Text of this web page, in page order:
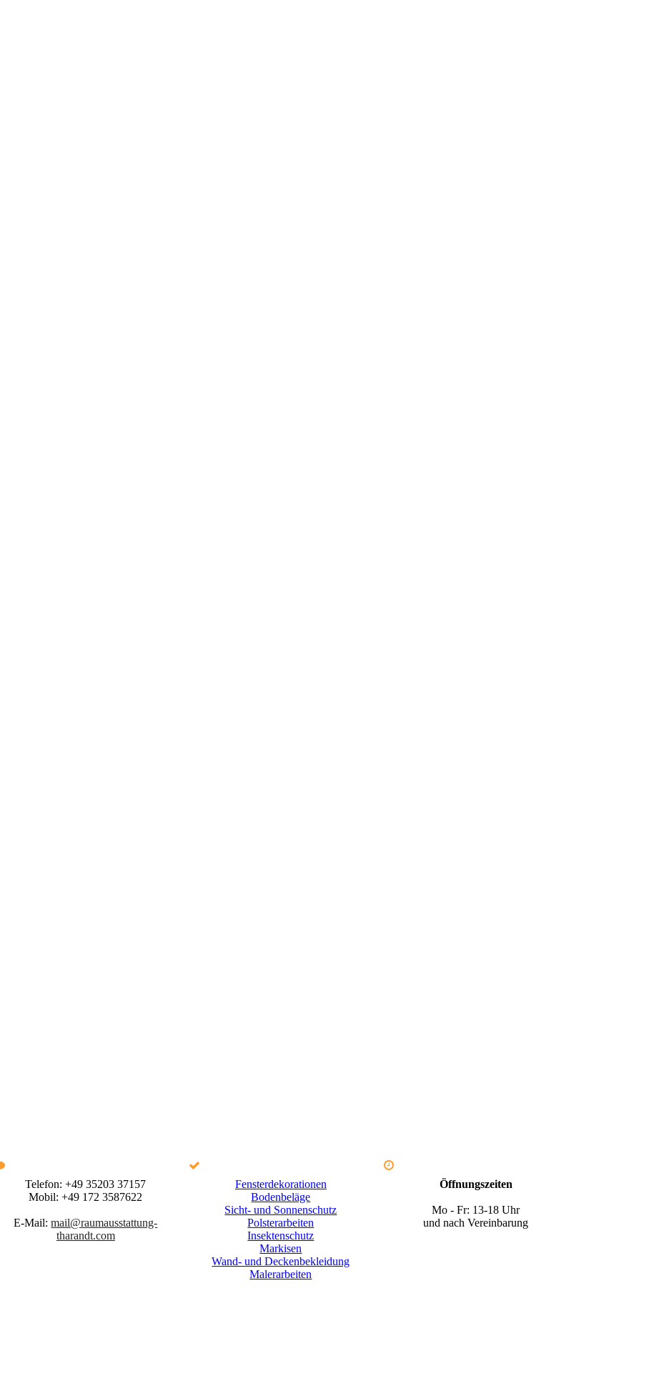
Telefon: +49 35203 37157
Mobil: +49 172 3587622
E-Mail:mail@raumausstattung-
tharandt.com
Fensterdekorationen
Bodenbeläge
Sicht- und Sonnenschutz
Polsterarbeiten
Insektenschutz
Markisen
Wand- und Deckenbekleidung
Malerarbeiten
Öffnungszeiten
Mo - Fr: 13-18 Uhr
und nach Vereinbarung